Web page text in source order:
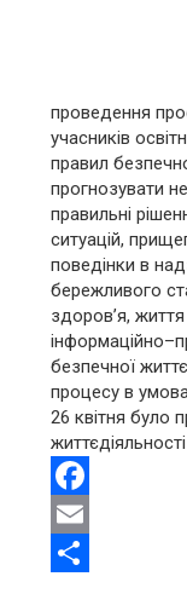
проведення
учасників
правил
прогнозувати
правильні
ситуацій,
поведінки в
бережливого
здоров’я,
безпечної
процесу в
26 квітня було
Facebook
Email